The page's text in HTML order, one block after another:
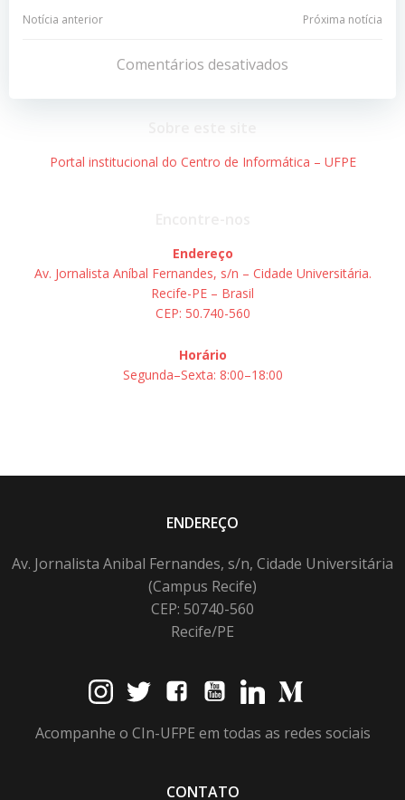
Navegação
Post
Notícia anterior
Navegação
de
Post
Próxima notícia
Comentários desativados
Portal institucional do Centro de Informática – UFPE
Endereço
Av. Jornalista Aníbal Fernandes, s/n – Cidade Universitária.
Recife-PE – Brasil
CEP: 50.740-560
Horário
Segunda–Sexta: 8:00–18:00
ENDEREÇO
Av. Jornalista Anibal Fernandes, s/n, Cidade Universitária
(Campus Recife)
CEP: 50740-560
Recife/PE
Acompanhe o CIn-UFPE em todas as redes sociais
CONTATO